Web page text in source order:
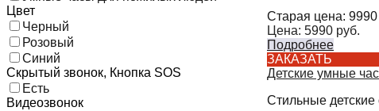
Цвет
Черный
Розовый
Синий
Скрытый звонок, Кнопка SOS
Есть
Видеозвонок
Старая цена: 9990
Цена: 5990 руб.
Подробнее
ЗАКАЗАТЬ
Детские умные
Стильные